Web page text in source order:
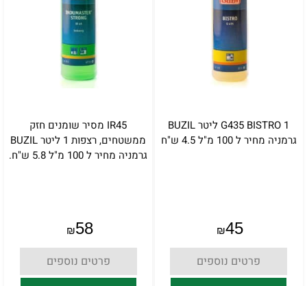
G435 BISTRO 1 ליטר BUZIL
גרמניה מחיר ל 100 מ"ל 4.5 ש"ח
₪45
פרטים נוספים
IR45 מסיר שומנים חזק
ממשטחים, רצפות 1 ליטר BUZIL
גרמניה מחיר ל 100 מ"ל 5.8 ש"ח.
₪58
פרטים נוספים